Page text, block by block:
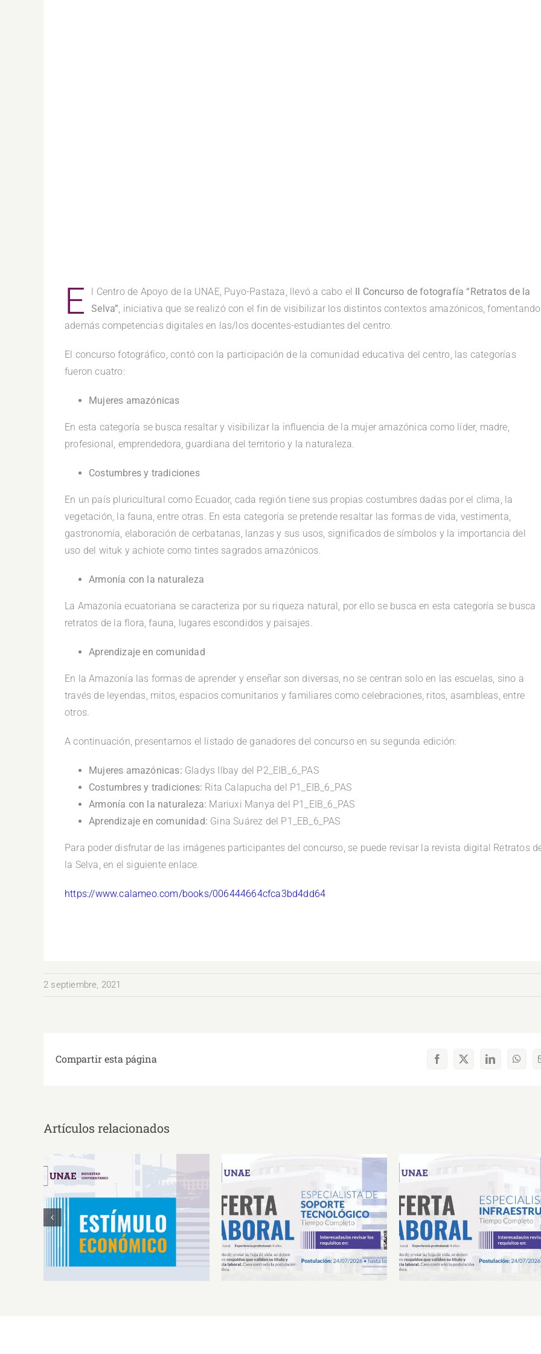
E l Centro de Apoyo de la UNAE, Puyo-Pastaza, llevó a cabo el II Concurso de fotografía “Retratos de la
Selva”, iniciativa que se realizó con el fin de visibilizar los distintos contextos amazónicos, fomentando
además competencias digitales en las/los docentes-estudiantes del centro.
El concurso fotográfico, contó con la participación de la comunidad educativa del centro, las categorías
fueron cuatro:
Mujeres amazónicas
En esta categoría se busca resaltar y visibilizar la influencia de la mujer amazónica como líder, madre,
profesional, emprendedora, guardiana del territorio y la naturaleza.
Costumbres y tradiciones
En un país pluricultural como Ecuador, cada región tiene sus propias costumbres dadas por el clima, la
vegetación, la fauna, entre otras. En esta categoría se pretende resaltar las formas de vida, vestimenta,
gastronomía, elaboración de cerbatanas, lanzas y sus usos, significados de símbolos y la importancia del
uso del wituk y achiote como tintes sagrados amazónicos.
Armonía con la naturaleza
La Amazonía ecuatoriana se caracteriza por su riqueza natural, por ello se busca en esta categoría se busca
retratos de la flora, fauna, lugares escondidos y paisajes.
Aprendizaje en comunidad
En la Amazonía las formas de aprender y enseñar son diversas, no se centran solo en las escuelas, sino a
través de leyendas, mitos, espacios comunitarios y familiares como celebraciones, ritos, asambleas, entre
otros.
A continuación, presentamos el listado de ganadores del concurso en su segunda edición:
Mujeres amazónicas: Gladys Ilbay del P2_EIB_6_PAS
Costumbres y tradiciones: Rita Calapucha del P1_EIB_6_PAS
Armonía con la naturaleza: Mariuxi Manya del P1_EIB_6_PAS
Aprendizaje en comunidad: Gina Suárez del P1_EB_6_PAS
Para poder disfrutar de las imágenes participantes del concurso, se puede revisar la revista digital Retratos
la Selva, en el siguiente enlace.
https://www.calameo.com/books/006444664cfca3bd4dd64
2 septiembre, 2021
Compartir esta página Facebook
X LinkedIn
Artículos relacionados
Estímulos Económicos para
Deportistas de Alto
Rendimiento IS2026
Oferta Laboral Especialista de
Soporte Tecnológico
Oferta Laboral Especialista
Infraestructura